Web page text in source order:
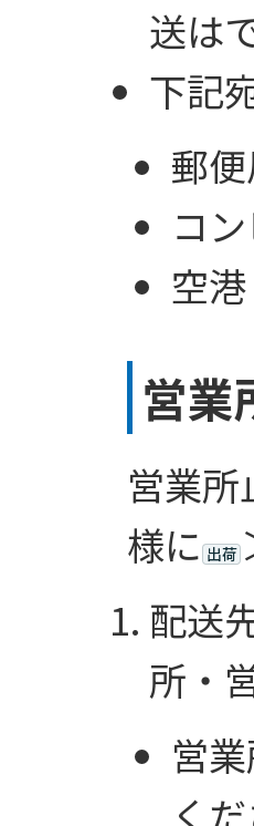
送は
下記
郵
コ
空港
営業
営業
様に 出荷
配送
所・
営
くだ